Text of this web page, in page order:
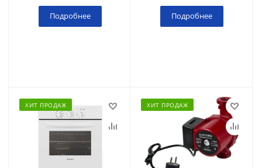
Подробнее Подробнее
ХИТ ПРОДАЖ ХИТ ПРОДАЖ